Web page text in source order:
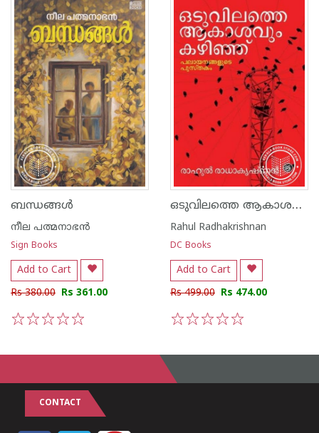
ബന്ധങ്ങൾ
നീല പത്മനാഭന്‍
Sign Books
Add to Cart
Rs 380.00 Rs 361.00
ഒടുവിലത്തെ ആകാശവും കഴിഞ്ഞ്
Rahul Radhakrishnan
DC Books
Add to Cart
Rs 499.00 Rs 474.00
CONTACT